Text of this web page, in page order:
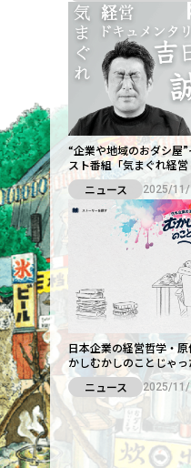
“企業や地域のおダシ屋
スト番組「気まぐれ経
始
ニュース 2025/11/
日本企業の経営哲学・
かしむかしのことじゃっ
ニュース
2025/11/